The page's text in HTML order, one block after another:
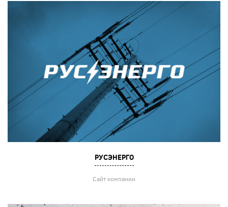
РУСЭНЕРГО
Сайт компании